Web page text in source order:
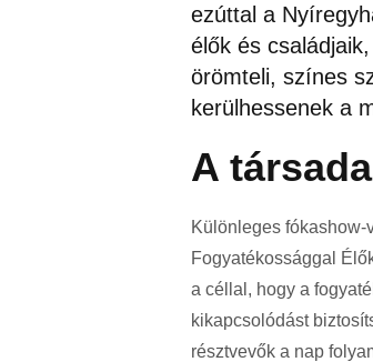
ezúttal a
élők és
örömteli, színes
kerülhessenek a
A
Különleges fókashow-
Fogyatékossággal
a céllal, hogy a
kikapcsolódást
résztvevők a nap